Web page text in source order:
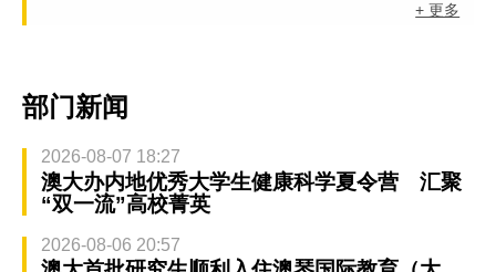
+ 更多
部门新闻
2026-08-07 18:27
澳大办内地优秀大学生健康科学夏令营 汇聚
“双一流”高校菁英
2026-08-06 20:57